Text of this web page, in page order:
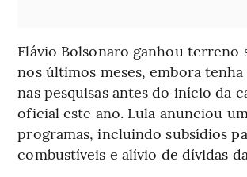
Flávio Bolsonaro ganhou terreno
nos últimos meses, embora
nas pesquisas antes do início da
oficial este ano. Lula anunciou
programas, incluindo subsídios
combustíveis e alívio de dívidas